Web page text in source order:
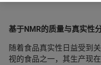
基于NMR的质量与真实性
随着食品真实性日益受到
视的食品之一，其生产现